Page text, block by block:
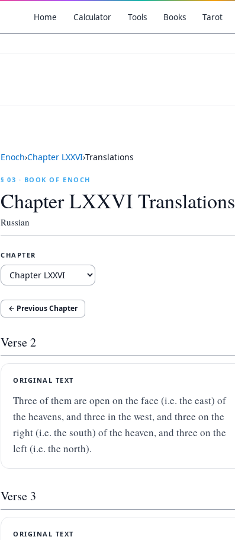
Home Calculator Tools Books Tarot
Enoch›Chapter LXXVI›Translations
§ 03 · BOOK OF ENOCH
ChapterLXXVITranslations
Russian
CHAPTER
← Previous Chapter
Verse2
ORIGINAL TEXT
Three of them are open on the face (i.e. the east) of
the heavens, and three in the west, and three on the
right (i.e. the south) of the heaven, and three on the
left (i.e. the north).
Verse 3
ORIGINAL TEXT